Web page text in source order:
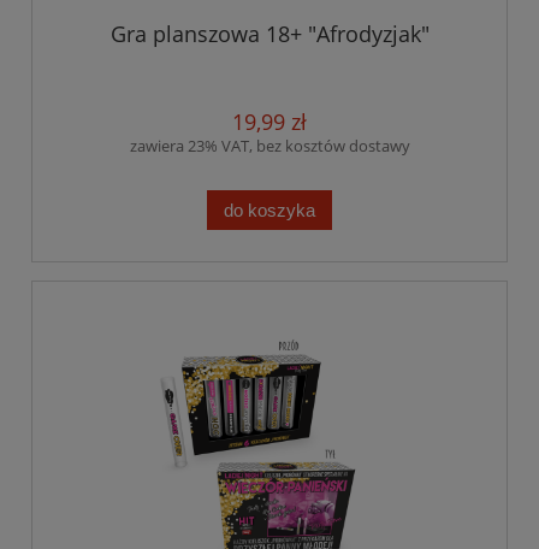
Gra planszowa 18+ "Afrodyzjak"
19,99 zł
zawiera 23% VAT, bez kosztów dostawy
do koszyka